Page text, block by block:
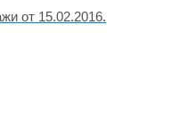
от 15.02.2016.